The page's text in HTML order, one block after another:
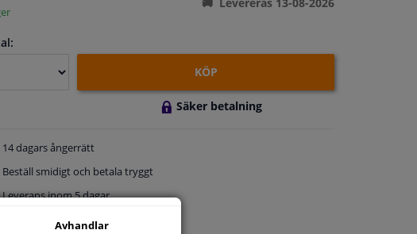
KÖP
Säker betalning
14 dagarsångerrätt
Beställ smidigt och betala tryggt
Leverans inom 5 dagar
Kundservice
Avhandlar